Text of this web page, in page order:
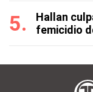
Hallan
femicidio